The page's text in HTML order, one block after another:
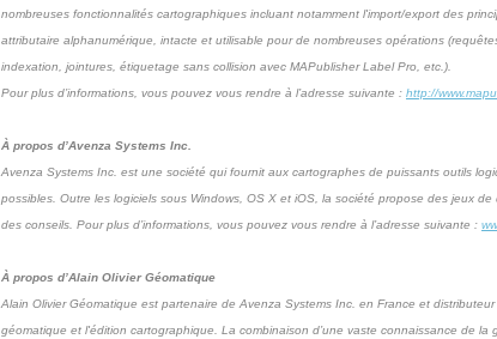
nombreuses fonctionnalités cartographiques incluant notamment l'import/export des
attributaire alphanumérique, intacte et utilisable pour de nombreuses opérations
indexation, jointures, étiquetage sans collision avec MAPublisher Label Pro, etc.).
Pour plus d’informations, vous pouvez vous rendre à l’adresse suivante : http://
À propos d’Avenza Systems Inc.
Avenza Systems Inc. est une société qui fournit aux cartographes de puissants outils
possibles. Outre les logiciels sous Windows, OS X et iOS, la société propose des jeux
des conseils. Pour plus d’informations, vous pouvez vous rendre à l’adresse suivante :
À propos d’Alain Olivier Géomatique
Alain Olivier Géomatique est partenaire de Avenza Systems Inc. en France et distributeur
géomatique et l'édition cartographique. La combinaison d’une vaste connaissance de la